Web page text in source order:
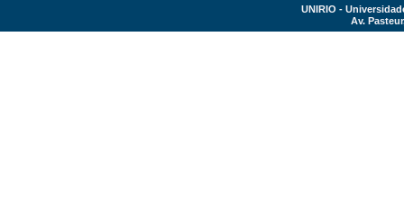
UNIRIO -
Av.